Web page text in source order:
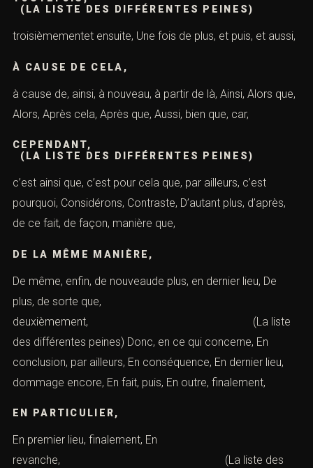
(LA LISTE DES DIFFÉRENTES PEINES)
troisièmementet ensuite, Une fois de plus, et puis, et aussi,
À CAUSE DE CELA,
à cause de, ainsi, à nouveau, à partir de là, Ainsi, Alors que,
Alors, Après cela, Après que, Aussi, bien que, car,
(LA LISTE DES DIFFÉRENTES PEINES)
c’est ainsi que, c’est pour cela que, par ailleurs, c’est
pourquoi, Considérons, Contraste, D’autant plus, d’après,
de ce fait, de façon, manière que,
DE LA MÊME MANIÈRE,
De même, enfin, de nouveaude plus, en dernier lieu, De
plus, de sorte que,
deuxièmement, (La liste
des différentes peines) Donc, en ce qui concerne, En
conclusion, par ailleurs, En conséquence, En dernier lieu,
dommage encore, En fait, puis, En outre, finalement,
EN PARTICULIER,
En premier lieu, finalement, En
revanche, (La liste des